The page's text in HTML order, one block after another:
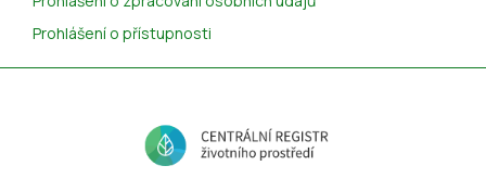
Prohlášení o přístupnosti